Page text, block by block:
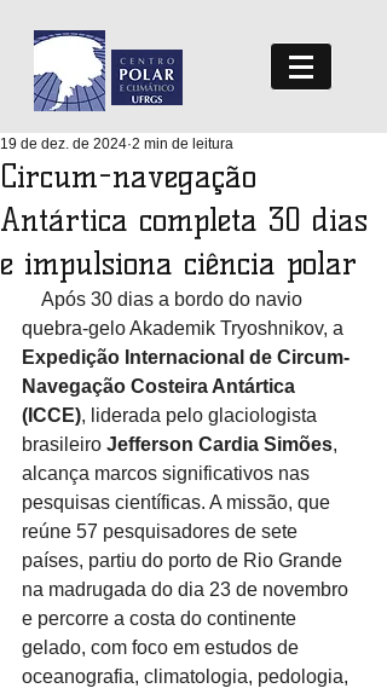
Circum-navegação
Antártica completa 30 dias
e impulsiona ciência polar
19 de dez. de 2024 2 min de leitura
Após 30 dias a bordo do navio
quebra-gelo Akademik Tryoshnikov, a
Expedição Internacional de Circum-
Navegação Costeira Antártica
(ICCE), liderada pelo glaciologista
brasileiro Jefferson Cardia Simões,
alcança marcos significativos nas
pesquisas científicas. A missão, que
reúne 57 pesquisadores de sete
países, partiu do porto de Rio Grande
na madrugada do dia 23 de novembro
e percorre a costa do continente
gelado, com foco em estudos de
oceanografia, climatologia, pedologia,